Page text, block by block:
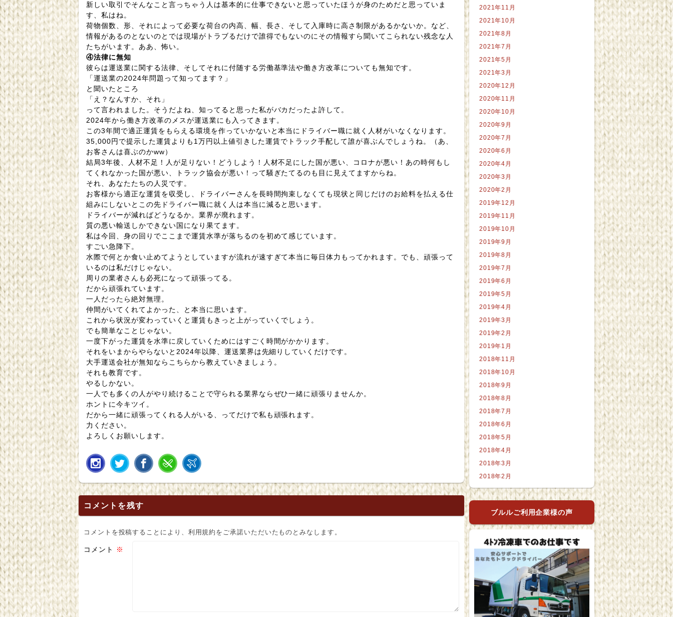
新しい取引でそんなこと言っちゃう人は基本的に仕事できないと思っていたほうが身のためだと思っていま
す、私はね。
荷物個数、形、それによって必要な荷台の内高、幅、長さ、そして入庫時に高さ制限があるかないか。など、
情報があるのとないのとでは現場がトラブるだけで誰得でもないのにその情報すら聞いてこられない残念な人
たちがいます。ああ、怖い。
④法律に無知
彼らは運送業に関する法律、そしてそれに付随する労働基準法や働き方改革についても無知です。
「運送業の2024年問題って知ってます？」
と聞いたところ
「え？なんすか、それ」
って言われました。そうだよね、知ってると思った私がバカだったよ許して。
2024年から働き方改革のメスが運送業にも入ってきます。
この3年間で適正運賃をもらえる環境を作っていかないと本当にドライバー職に就く人材がいなくなります。
35,000円で提示した運賃よりも1万円以上値引きした運賃でトラック手配して誰が喜ぶんでしょうね。（あ、
お客さんは喜ぶのかww）
結局3年後、人材不足！人が足りない！どうしよう！人材不足にした国が悪い、コロナが悪い！あの時何もし
てくれなかった国が悪い、トラック協会が悪い！って騒ぎたてるのも目に見えてますからね。
それ、あなたたちの人災です。
お客様から適正な運賃を収受し、ドライバーさんを長時間拘束しなくても現状と同じだけのお給料を払える仕
組みにしないとこの先ドライバー職に就く人は本当に減ると思います。
ドライバーが減ればどうなるか。業界が廃れます。
質の悪い輸送しかできない国になり果てます。
私は今回、身の回りでここまで運賃水準が落ちるのを初めて感じています。
すごい急降下。
水際で何とか食い止めてようとしていますが流れが速すぎて本当に毎日体力もってかれます。でも、頑張って
いるのは私だけじゃない。
周りの業者さんも必死になって頑張ってる。
だから頑張れています。
一人だったら絶対無理。
仲間がいてくれてよかった、と本当に思います。
これから状況が変わっていくと運賃もきっと上がっていくでしょう。
でも簡単なことじゃない。
一度下がった運賃を水準に戻していくためにはすごく時間がかかります。
それをいまからやらないと2024年以降、運送業界は先細りしていくだけです。
大手運送会社が無知ならこちらから教えていきましょう。
それも教育です。
やるしかない。
一人でも多くの人がやり続けることで守られる業界ならぜひ一緒に頑張りませんか。
ホントに今キツイ。
だから一緒に頑張ってくれる人がいる、ってだけで私も頑張れます。
力ください。
よろしくお願いします。
コメントを残す
コメントを投稿することにより、利用規約をご承諾いただいたものとみなします。
コメント ※
2021年11月
2021年10月
2021年8月
2021年7月
2021年5月
2021年3月
2020年12月
2020年11月
2020年10月
2020年9月
2020年7月
2020年6月
2020年4月
2020年3月
2020年2月
2019年12月
2019年11月
2019年10月
2019年9月
2019年8月
2019年7月
2019年6月
2019年5月
2019年4月
2019年3月
2019年2月
2019年1月
2018年11月
2018年10月
2018年9月
2018年8月
2018年7月
2018年6月
2018年5月
2018年4月
2018年3月
2018年2月
ブルルご利用企業様の声